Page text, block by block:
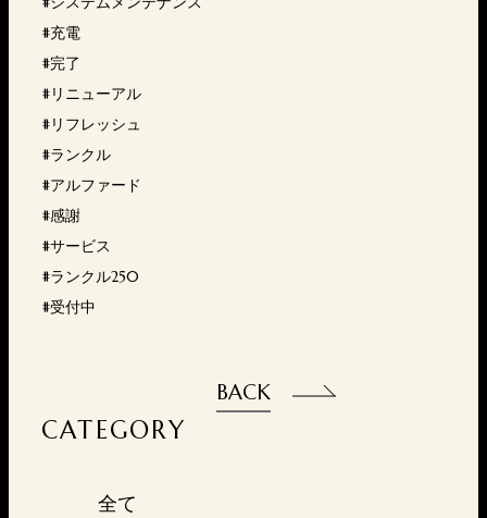
CATEGORY
全て
#充電
#完了
#リニューアル
#リフレッシュ
#ランクル
#アルファード
#感謝
#サービス
#ランクル250
#受付中
BACK